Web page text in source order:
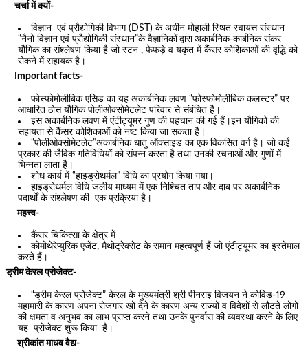
चर्चा में क्यों-
विज्ञान एवं प्रौद्योगिकी विभाग (DST) के अधीन मोहाली स्थित स्वायत्त संस्थान
“नैनो विज्ञान एवं प्रौद्योगिकी संस्थान”के वैज्ञानिकों द्वारा अकार्बनिक-कार्बनिक संकर
यौगिक का संश्लेषण किया है जो स्टन , फेफड़े व यकृत में कैंसर कोशिकाओं की वृद्धि को
रोकने में सहायक है।
Important facts-
फोस्फोमोलीबिक एसिड का यह अकार्बनिक लवण “फोस्फोमोलीबिक कलस्टर” पर
आधारित ठोस यौगिक पोलीओक्सोमेटलेट परिवार से संबंधित है।
इस अकार्बनिक लवण में एंटीट्यूमर गुण की पहचान की गई हैं।इन यौगिको की
सहायता से कैंसर कोशिकाओं को नष्ट किया जा सकता है।
“पोलीओक्सोमेटलेट”अकार्बनिक धातु ऑक्साइड का एक विकसित वर्ग है। जो कई
प्रकार की जैविक गतिविधियों को संपन्न करता है तथा उनकी रचनाओं और गुणों में
भिन्नता लाता है।
शोध कार्य में “हाइड्रोथर्मल” विधि का प्रयोग किया गया।
हाइड्रोथर्मल विधि जलीय माध्यम में एक निश्चित ताप और दाब पर अकार्बनिक
पदार्थों के संश्लेषण की एक प्रक्रिया है।
महत्त्व-
कैंसर चिकित्सा के क्षेत्र में
कोमोथेरेप्युरिक एजेंट, मैथोट्रेक्सेट के समान महत्वपूर्ण हैं जो एंटीट्यूमर का इस्तेमाल
करते हैं।
ड्रीम केरल प्रोजेक्ट-
“ड्रीम केरल प्रोजेक्ट” केरल के मुख्यमंत्री श्री पीनराइ विजयन ने कोविड-19
महामारी के कारण अपना रोजगार खो देने के कारण अन्य राज्यों व विदेशों से लौटते लोगों
की क्षमता व अनुभव का लाभ प्राप्त करने तथा उनके पुनर्वास की व्यवस्था करने के लिए
यह प्रोजेक्ट शुरू किया है।
श्रीकांत माधव वैद्य-